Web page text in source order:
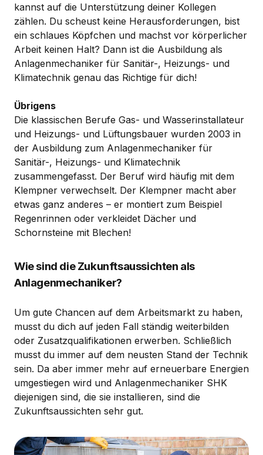
kannst auf die Unterstützung deiner Kollegen
zählen. Du scheust keine Herausforderungen, bist
ein schlaues Köpfchen und machst vor körperlicher
Arbeit keinen Halt? Dann ist die Ausbildung als
Anlagenmechaniker für Sanitär-, Heizungs- und
Klimatechnik genau das Richtige für dich!
Übrigens
Die klassischen Berufe Gas- und Wasserinstallateur
und Heizungs- und Lüftungsbauer wurden 2003 in
der Ausbildung zum Anlagenmechaniker für
Sanitär-, Heizungs- und Klimatechnik
zusammengefasst. Der Beruf wird häufig mit dem
Klempner verwechselt. Der Klempner macht aber
etwas ganz anderes – er montiert zum Beispiel
Regenrinnen oder verkleidet Dächer und
Schornsteine mit Blechen!
Wie sind die Zukunftsaussichten als
Anlagenmechaniker?
Um gute Chancen auf dem Arbeitsmarkt zu haben,
musst du dich auf jeden Fall ständig weiterbilden
oder Zusatzqualifikationen erwerben. Schließlich
musst du immer auf dem neusten Stand der Technik
sein. Da aber immer mehr auf erneuerbare Energien
umgestiegen wird und Anlagenmechaniker SHK
diejenigen sind, die sie installieren, sind die
Zukunftsaussichten sehr gut.